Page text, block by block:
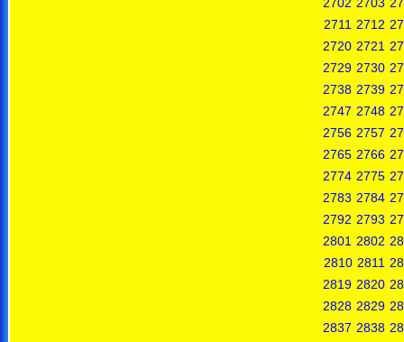
2711 2712
2720 2721
2729 2730
2738 2739
2747 2748
2756 2757
2765 2766
2774 2775
2783 2784
2792 2793
2801 2802
2810 2811
2819 2820
2828 2829
2837 2838